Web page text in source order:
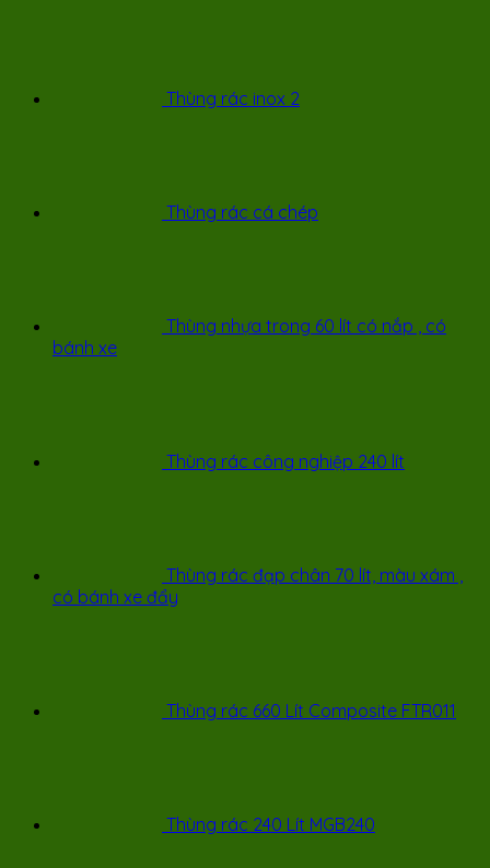
Thùng rác inox 2
Thùng rác cá chép
Thùng nhựa trong 60 lít có nắp , có
bánh xe
Thùng rác công nghiệp 240 lít
Thùng rác đạp chân 70 lít, màu xám ,
có bánh xe đẩy
Thùng rác 660 Lít Composite FTR011
Thùng rác 240 Lít MGB240